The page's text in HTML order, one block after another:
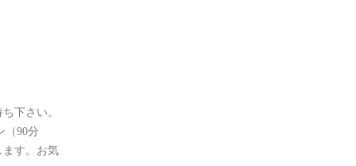
下さい。
（90分
ます。お気